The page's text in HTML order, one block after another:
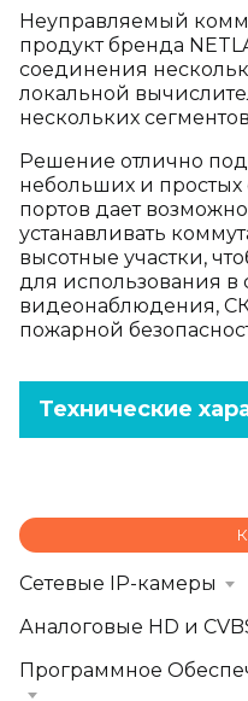
Неуправляемый
продукт бренда
соединения
локальной
нескольких
Решение отлично
небольших и простых
портов дает
устанавливать
высотные участки,
для использования в
видеонаблюдения,
пожарной
Технические
Сетевые IP-камеры
Аналоговые HD и
Программное